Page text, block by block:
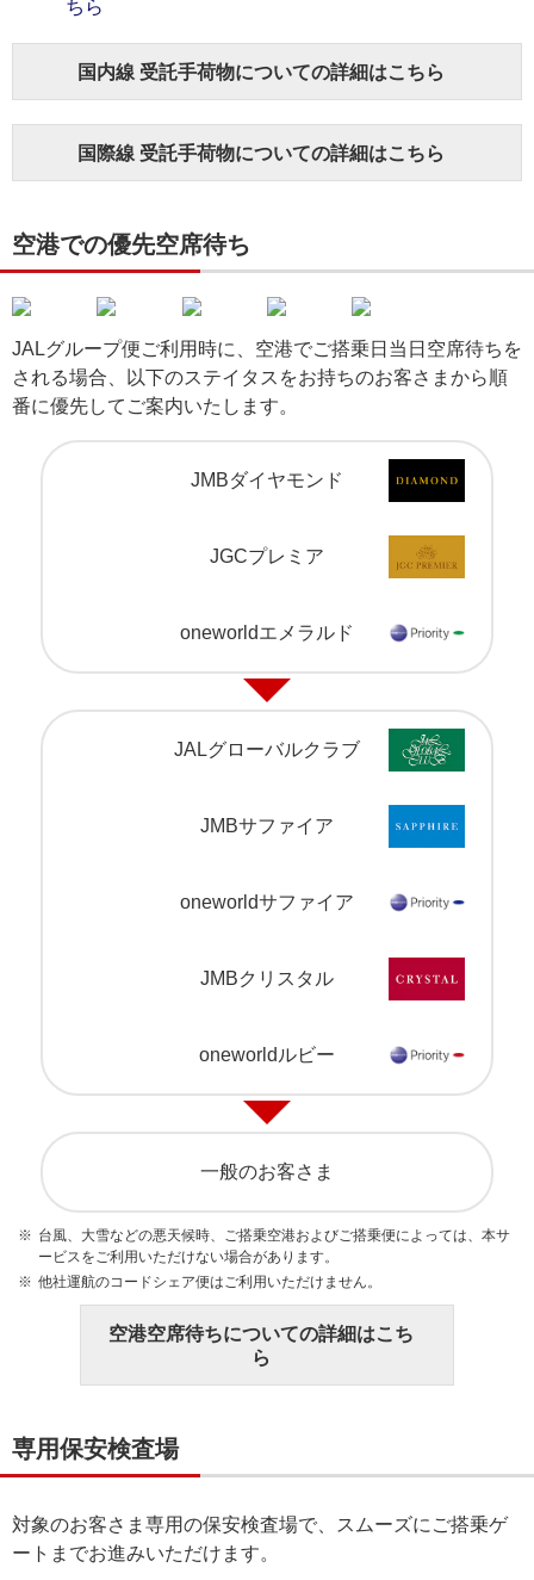
ちら
国内線 受託手荷物についての詳細はこちら
国際線 受託手荷物についての詳細はこちら
空港での優先空席待ち
JALグループ便ご利用時に、空港でご搭乗日当日空席待ちを
される場合、以下のステイタスをお持ちのお客さまから順
番に優先してご案内いたします。
JMBダイヤモンド
JGCプレミア
oneworldエメラルド
JALグローバルクラブ
JMBサファイア
oneworldサファイア
JMBクリスタル
oneworldルビー
一般のお客さま
台風、大雪などの悪天候時、ご搭乗空港およびご搭乗便によっては、本サ
ービスをご利用いただけない場合があります。
他社運航のコードシェア便はご利用いただけません。
空港空席待ちについての詳細はこち
ら
専用保安検査場
対象のお客さま専用の保安検査場で、スムーズにご搭乗ゲ
ートまでお進みいただけます。